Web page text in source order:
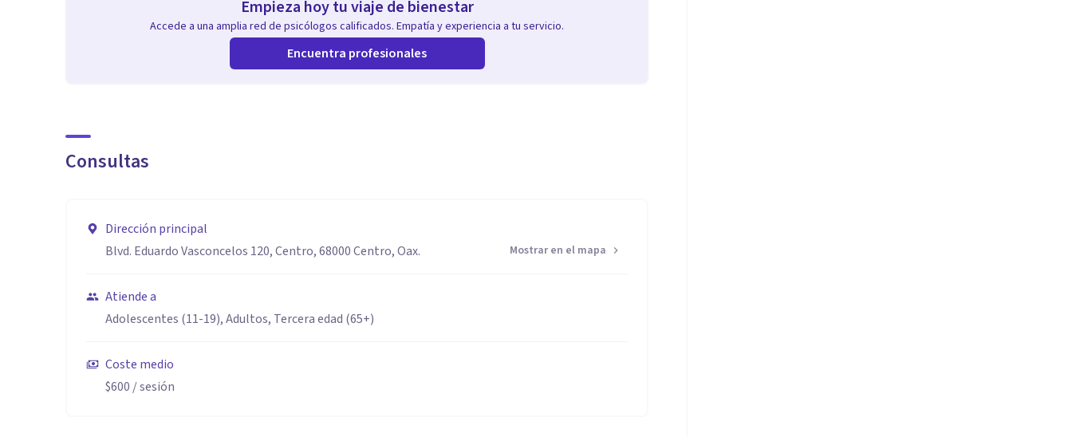
Empieza hoy tu viaje de bienestar
Accede a una amplia red de psicólogos calificados. Empatía y experiencia a tu servicio.
Encuentra profesionales
Consultas
Dirección principal
Blvd. Eduardo Vasconcelos 120, Centro, 68000 Centro, Oax.
Mostrar en el mapa
Atiende a
Adolescentes (11-19), Adultos, Tercera edad (65+)
Coste medio
$600 / sesión